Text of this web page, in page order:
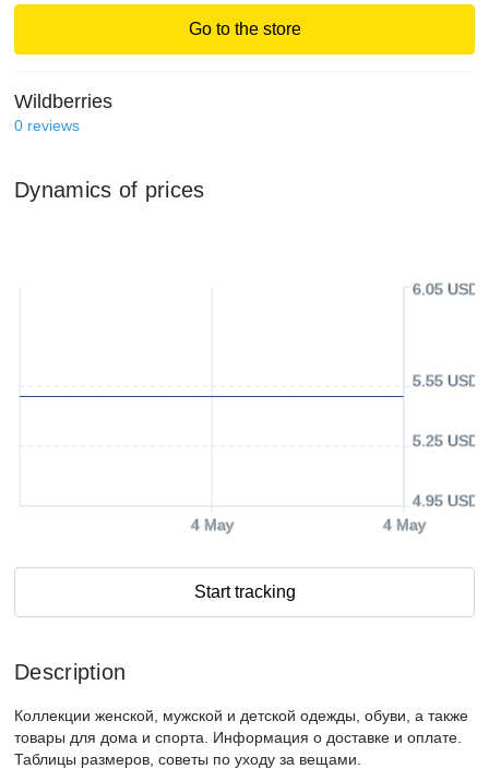
Go to the store
Wildberries
0 reviews
Dynamics of prices
4 May 4 May
4.95 USD
5.25 USD
5.55 USD
6.05 USD
Start tracking
Description
Коллекции женской, мужской и детской одежды, обуви, а также
товары для дома и спорта. Информация о доставке и оплате.
Таблицы размеров, советы по уходу за вещами.